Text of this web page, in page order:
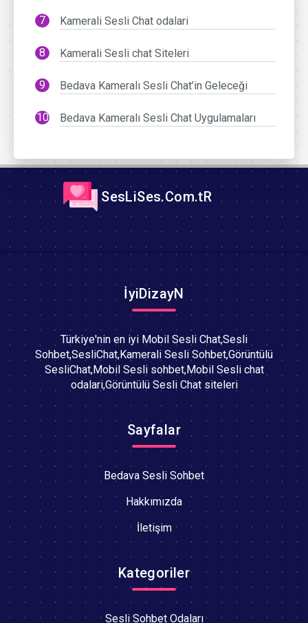
Kamerali Sesli Chat odalari
Kamerali Sesli chat Siteleri
Bedava Kameralı Sesli Chat’in Geleceği
Bedava Kameralı Sesli Chat Uygulamaları
SesLiSes.Com.tR
İyiDizayN
Türkiye'nin en iyi Mobil Sesli Chat,Sesli
Sohbet,SesliChat,Kamerali Sesli Sohbet,Görüntülü
SesliChat,Mobil Sesli sohbet,Mobil Sesli chat
odalari,Görüntülü Sesli Chat siteleri
Sayfalar
Bedava Sesli Sohbet
Hakkımızda
İletişim
Kategoriler
Sesli Sohbet Odaları